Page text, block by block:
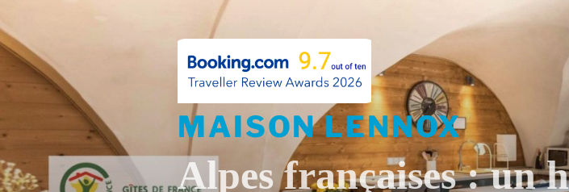
to
content
MAISON LENNOX
Alpes françaises : un